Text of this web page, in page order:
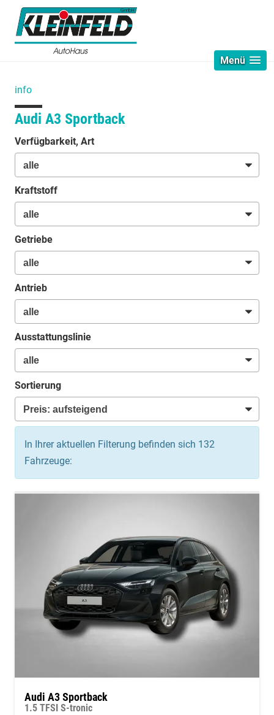
Menü
info
Audi A3 Sportback
Verfügbarkeit, Art
Kraftstoff
Getriebe
Antrieb
Ausstattungslinie
Sortierung
In Ihrer aktuellen Filterung befinden sich 132
Fahrzeuge:
Audi A3 Sportback
1.5 TFSI S-tronic